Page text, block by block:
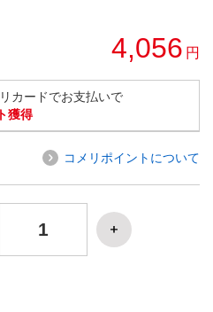
4,056 円
カードでお支払いで
獲得
コメリポイントについて